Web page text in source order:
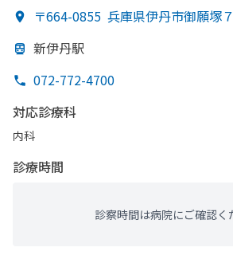
〒664-0855 兵庫県伊丹市御願塚
新伊丹駅
072-772-4700
対応診療科
内科
診療時間
診察時間は病院にご確認く